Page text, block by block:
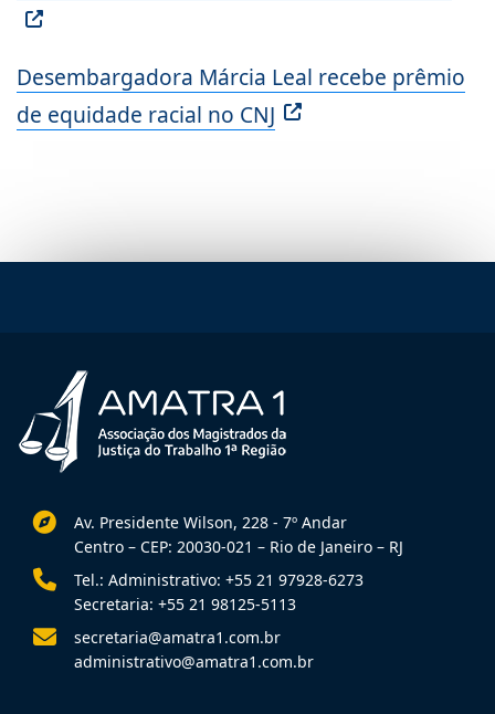
Desembargadora Márcia Leal recebe prêmio
de equidade racial no CNJ
Av. Presidente Wilson, 228 - 7º Andar
Centro – CEP: 20030-021 – Rio de Janeiro – RJ
Tel.: Administrativo: +55 21 97928-6273
Secretaria: +55 21 98125-5113
secretaria@amatra1.com.br
administrativo@amatra1.com.br